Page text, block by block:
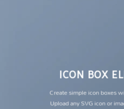
ICON BOX
Create simple icon boxes
Upload any SVG icon or